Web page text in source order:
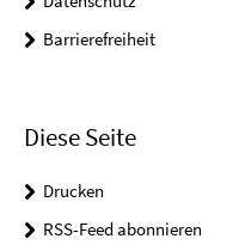
Barrierefreiheit
Diese Seite
Drucken
RSS-Feed abonnieren